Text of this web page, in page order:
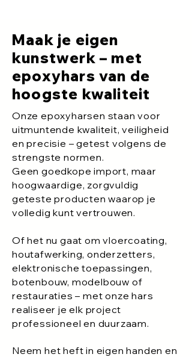
Maak je eigen
kunstwerk – met
epoxyhars van de
hoogste kwaliteit
Onze epoxyharsen staan voor
uitmuntende kwaliteit, veiligheid
en precisie – getest volgens de
strengste normen.
Geen goedkope import, maar
hoogwaardige, zorgvuldig
geteste producten waarop je
volledig kunt vertrouwen.
Of het nu gaat om vloercoating,
houtafwerking, onderzetters,
elektronische toepassingen,
botenbouw, modelbouw of
restauraties – met onze hars
realiseer je elk project
professioneel en duurzaam.
Neem het heft in eigen handen en